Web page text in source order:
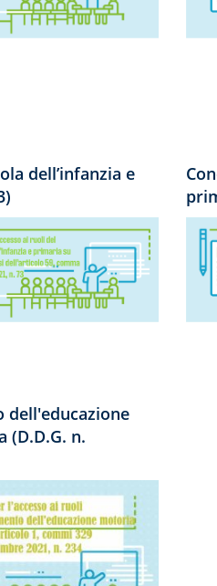
dell’infanzia e
dell'educazione
(D.D.G. n.